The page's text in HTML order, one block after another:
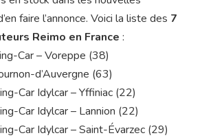
faire l’annonce. Voici la liste des 7
Reimo en France :
Car – Voreppe (38)
d’Auvergne (63)
Car Idylcar – Yffiniac (22)
Car Idylcar – Lannion (22)
Car Idylcar – Saint-Évarzec (29)